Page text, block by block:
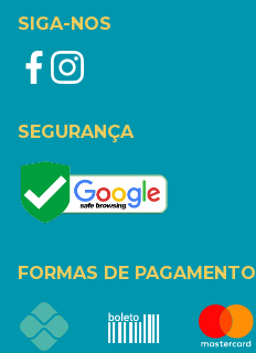
SIGA-NOS
SEGURANÇA
FORMAS DE PAGAMENTO